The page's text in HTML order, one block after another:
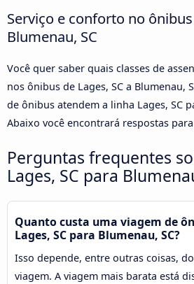
Serviço e conforto no ônibus
Blumenau, SC
Você quer saber quais classes de
nos ônibus de Lages, SC a Blumenau,
de ônibus atendem a linha Lages, SC
Abaixo você encontrará respostas
Perguntas frequentes
Lages, SC para
Quanto custa uma viagem de
Lages, SC para Blumenau, SC?
Isso depende, entre outras coisas,
viagem. A viagem mais barata está